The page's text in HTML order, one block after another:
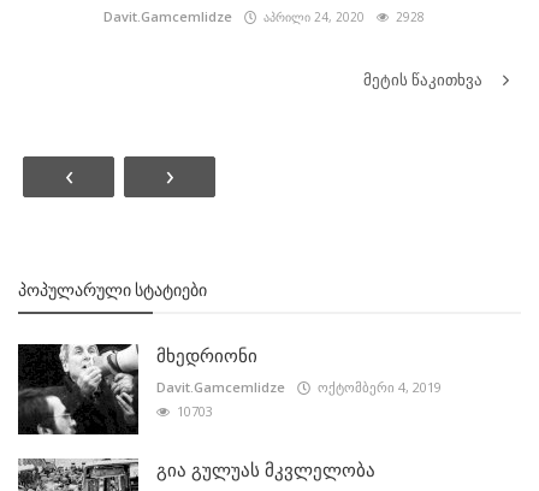
Davit.Gamcemlidze აპრილი 24, 2020 2928
მეტის წაკითხვა
‹ ›
ᲞᲝᲞᲣᲚᲐᲠᲣᲚᲘ ᲡᲢᲐᲢᲘᲔᲑᲘ
მხედრიონი
Davit.Gamcemlidze
ოქტომბერი 4, 2019
10703
გია გულუას მკვლელობა